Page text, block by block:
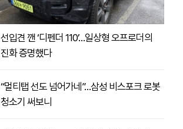
선입견 깬 ‘디펜더 110’…일상형 오프로더의
진화 증명했다
“멀티탭 선도 넘어가네”…삼성 비스포크 로봇
청소기 써보니